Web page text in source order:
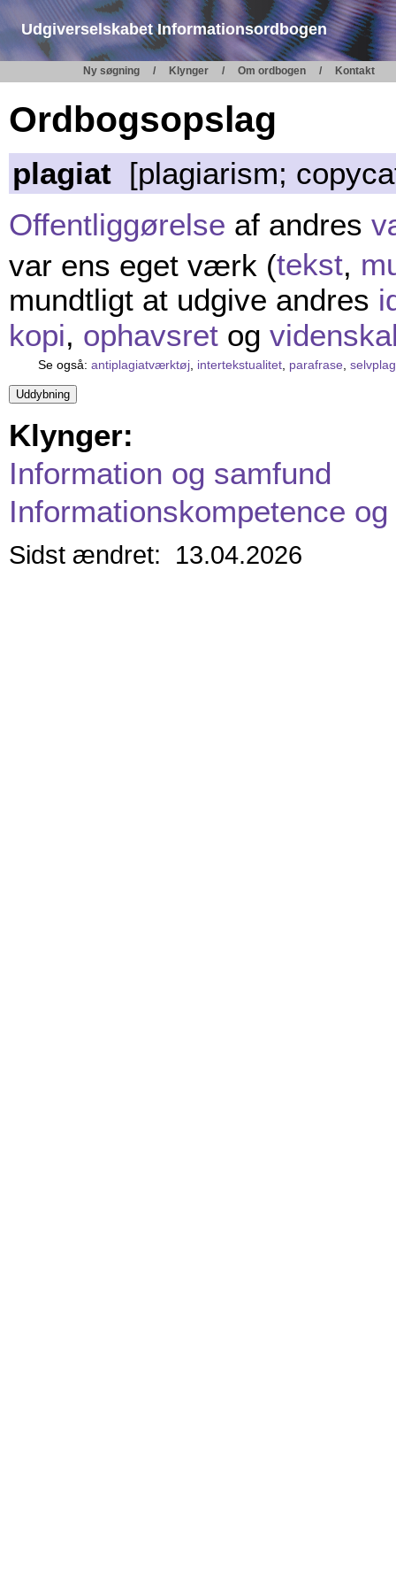
Udgiverselskabet Informationsordbogen
Ny søgning Klynger Om ordbogen Kontakt
Ordbogsopslag
plagiat [plagiarism;
Offentliggørelse af andres
var ens eget værk (tekst,
mundtligt at udgive andres
kopi, ophavsret og
Se også: antiplagiatværktøj, intertekstualitet, parafrase
Klynger:
Information og samfund
Informationskompetence
Sidst ændret: 13.04.2026